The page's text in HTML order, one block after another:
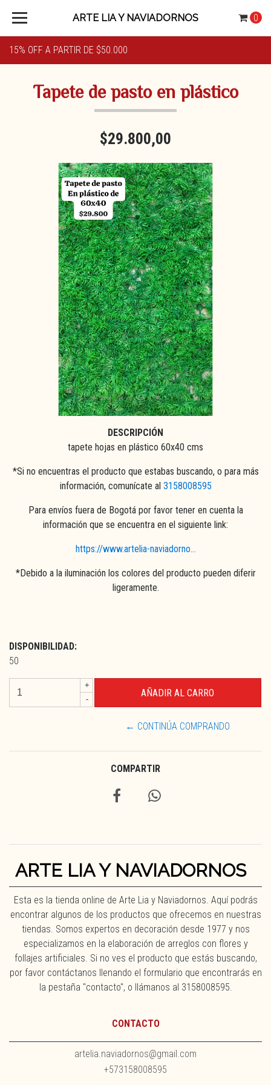
15% OFF A PARTIR DE $50.000
ARTE LIA Y NAVIADORNOS 0
Tapete de pasto en plástico
$29.800,00
DESCRIPCIÓN
tapete hojas en plástico 60x40 cms
*Si no encuentras el producto que estabas buscando, o para más
información, comunícate al 3158008595
Para envíos fuera de Bogotá por favor tener en cuenta la
información que se encuentra en el siguiente link:
https://www.artelia-naviadorno...
*Debido a la iluminación los colores del producto pueden diferir
ligeramente.
DISPONIBILIDAD:
50
+
-
← CONTINÚA COMPRANDO
COMPARTIR
ARTE LIA Y NAVIADORNOS
Esta es la tienda online de Arte Lia y Naviadornos. Aquí podrás
encontrar algunos de los productos que ofrecemos en nuestras
tiendas. Somos expertos en decoración desde 1977 y nos
especializamos en la elaboración de arreglos con flores y
follajes artificiales. Si no ves el producto que estás buscando,
por favor contáctanos llenando el formulario que encontrarás en
la pestaña "contacto", o llámanos al 3158008595.
CONTACTO
artelia.naviadornos@gmail.com
+573158008595